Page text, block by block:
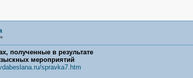
полученные в результате
мероприятий
spravka7.htm